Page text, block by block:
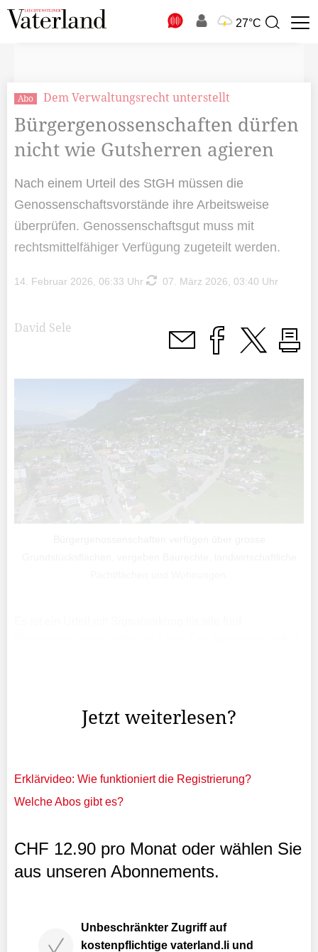
27°C
Suchbegriff
Abo Dem Verwaltungsrecht unterstellt
Bürgergenossenschaften dürfen
nicht wie Gutsherren agieren
Nach einem Urteil des StGH müssen die
Genossenschaftsvorstände ihre Arbeitsweise
überprüfen. Genossenschaftsgut muss mit
rechtsmittelfähiger Verfügung zugeteilt werden.
14. Februar 2026, 06:33 Uhr 07. März 2026, 03:40 Uhr
David Sele
Jetzt weiterlesen?
Erklärvideo: Wie funktioniert die Registrierung?
Welche Abos gibt es?
CHF 12.90 pro Monat oder wählen Sie
aus unseren Abonnements.
Unbeschränkter Zugriff auf
kostenpflichtige vaterland.li und